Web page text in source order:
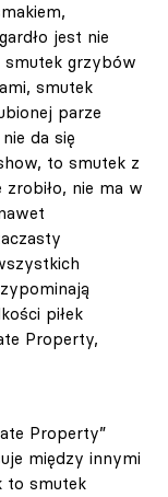
jest nie
smutek grzybów
smutek
parze
da się
to smutek z
nie ma w
piłek
Property,
Property”
między innymi
to smutek